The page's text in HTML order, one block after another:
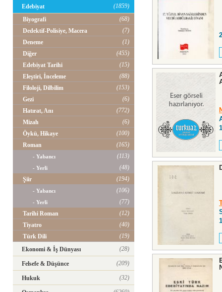
Edebiyat
(1859)
Biyografi
(68)
Dedektif-Polisiye, Macera
(7)
Deneme
(1)
Diğer
(455)
Edebiyat Tarihi
(15)
Eleştiri, İnceleme
(88)
Filoloji, Dilbilim
(153)
Gezi
(6)
Hatırat, Anı
(772)
Mizah
(6)
Öykü, Hikaye
(100)
Roman
(165)
- Yabancı (113)
- Yerli
(48)
Şiir
(194)
- Yabancı (106)
- Yerli
(77)
Tarihi Roman
(12)
Tiyatro
(40)
Türk Dili
(19)
Ekonomi & İş Dünyası
(28)
Felsefe & Düşünce (209)
Hukuk (32)